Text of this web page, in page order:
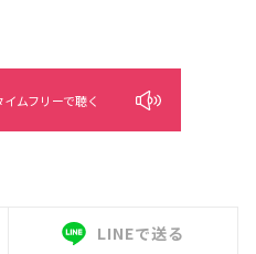
イムフリーで聴く
LINEで送る